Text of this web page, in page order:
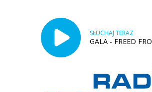
SŁUCHAJ TERAZ
GALA - FREED